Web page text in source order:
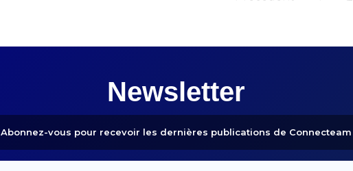
Newsletter
Abonnez-vous pour recevoir les dernières publications de Connecteam
Adresse